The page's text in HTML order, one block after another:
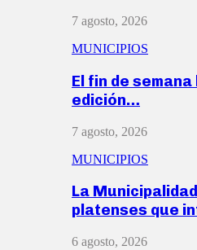
7 agosto, 2026
MUNICIPIOS
El fin de
edición…
7 agosto, 2026
MUNICIPIOS
La
platenses que
6 agosto, 2026